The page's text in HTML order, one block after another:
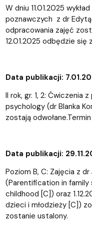
W dniu 11.01.2025
poznawczych z dr Edytą
odpracowania zajęć
12.01.2025 odbędzie się
Data publikacji:
II rok, gr. 1, 2:
psychology (dr Blanka
zostają
Data publikacji:
Poziom B, C: Zajęcia z
(Parentification in
childhood [C]) oraz
dzieci i młodzieży [C])
zostanie ustalony.